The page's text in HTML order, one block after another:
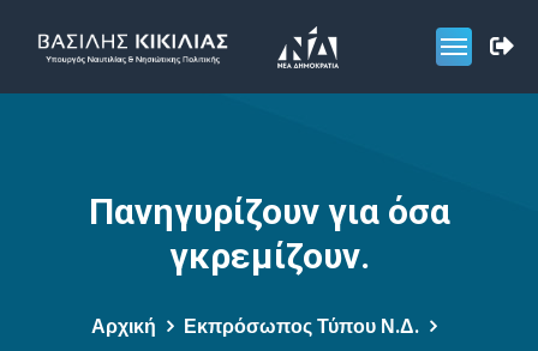
Πανηγυρίζουν για όσα
γκρεμίζουν.
Αρχική
Εκπρόσωπος Τύπου Ν.Δ.